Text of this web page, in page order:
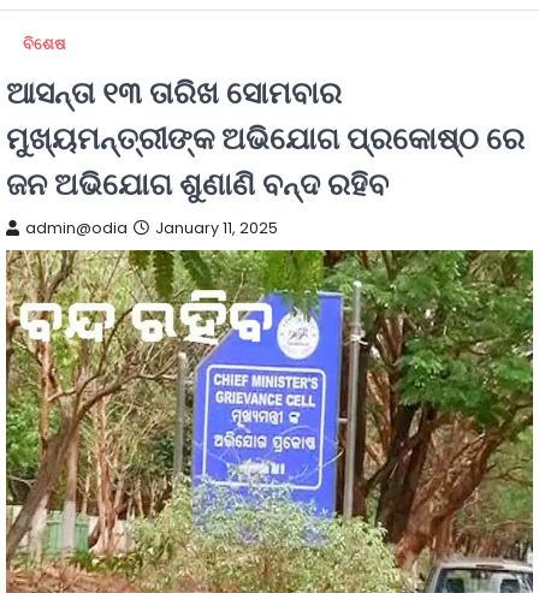
ବିଶେଷ
ଆସନ୍ତା ୧୩ ତାରିଖ ସୋମବାର
ମୁଖ୍ୟମନ୍ତ୍ରୀଙ୍କ ଅଭିଯୋଗ ପ୍ରକୋଷ୍ଠ ରେ
ଜନ ଅଭିଯୋଗ ଶୁଣାଣି ବନ୍ଦ ରହିବ
admin@odia January 11, 2025